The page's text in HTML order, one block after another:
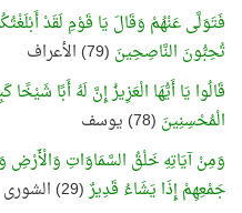
فَتَوَلَّى عَنْهُمْ وَقَالَ يَا قَوْمِ لَقَدْ
تُحِبُّونَ النَّاصِحِينَ (79) الأعراف
قَالُوا يَا أَيُّهَا الْعَزِيزُ إِنَّ لَهُ أَبًا
الْمُحْسِنِينَ (78) يوسف
وَمِنْ آيَاتِهِ خَلْقُ السَّمَاوَاتِ
جَمْعِهِمْ إِذَا يَشَاءُ قَدِيرٌ(29) الشورى